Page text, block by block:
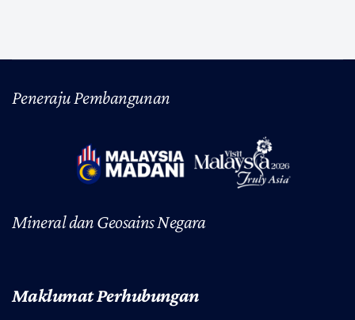
Peneraju Pembangunan
Mineral dan Geosains Negara
Maklumat Perhubungan